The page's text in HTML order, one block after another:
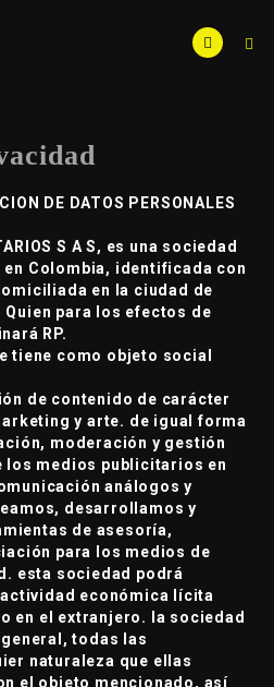
DE DATOS PERSONALES
S A S, es una sociedad
Colombia, identificada con
en la ciudad de
Quien para los efectos de
RP.
tiene como objeto social
de contenido de carácter
y arte. de igual forma
moderación y gestión
los medios publicitarios en
análogos y
desarrollamos y
de asesoría,
para los medios de
esta sociedad podrá
económica lícita
en el extranjero. la sociedad
todas las
naturaleza que ellas
el objeto mencionado, así